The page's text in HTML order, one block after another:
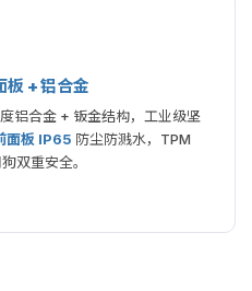
板 + 铝合金
铝合金 + 钣金结构，工业级坚
面板 IP65 防尘防溅水，TPM
双重安全。